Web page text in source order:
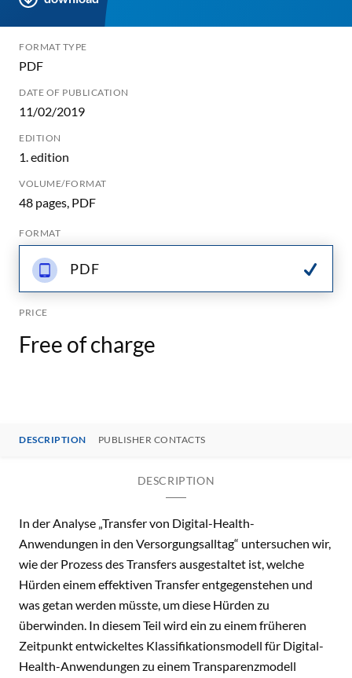
FORMAT TYPE
PDF
DATE OF PUBLICATION
11/02/2019
EDITION
1. edition
VOLUME/FORMAT
48 pages, PDF
FORMAT
PDF
PRICE
Free of charge
DESCRIPTION PUBLISHER CONTACTS
DESCRIPTION
In der Analyse „Transfer von Digital-Health-
Anwendungen in den Versorgungsalltag“ untersuchen wir,
wie der Prozess des Transfers ausgestaltet ist, welche
Hürden einem effektiven Transfer entgegenstehen und
was getan werden müsste, um diese Hürden zu
überwinden. In diesem Teil wird ein zu einem früheren
Zeitpunkt entwickeltes Klassifikationsmodell für Digital-
Health-Anwendungen zu einem Transparenzmodell